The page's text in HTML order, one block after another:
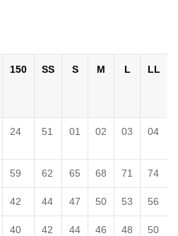
150 SS S M L LL
24 51 01 02 03 04
59 62 65 68 71 74
42 44 47 50 53 56
40 42 44 46 48 50